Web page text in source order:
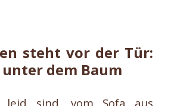
steht vor der Tür:
dem Baum
leid sind, vom Sofa aus